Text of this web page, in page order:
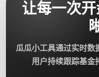
让每一次
瓜瓜小工具通过实时数
用户持续跟踪基金